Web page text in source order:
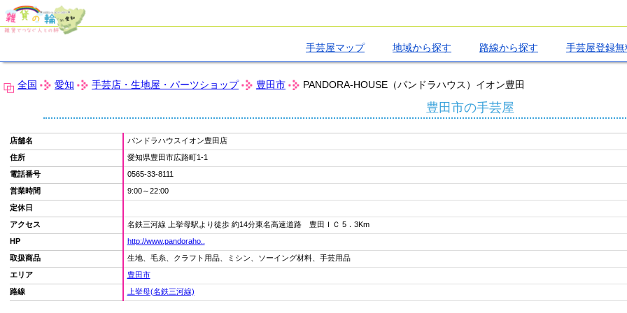
手芸屋マップ 地域から探す 路線から探す 手芸屋登録無
全国 愛知 手芸店・生地屋・パーツショップ 豊田市 PANDORA-HOUSE（パンドラハウス）イオン豊田
豊田市の手芸屋
店舗名
パンドラハウスイオン豊田店
住所
愛知県豊田市広路町1-1
電話番号
0565-33-8111
営業時間
9:00～22:00
定休日
アクセス
名鉄三河線 上挙母駅より徒歩 約14分東名高速道路 豊田ＩＣ 5．3Km
HP
http://www.pandoraho..
取扱商品
生地、毛糸、クラフト用品、ミシン、ソーイング材料、手芸用品
エリア
豊田市
路線
上挙母(名鉄三河線)